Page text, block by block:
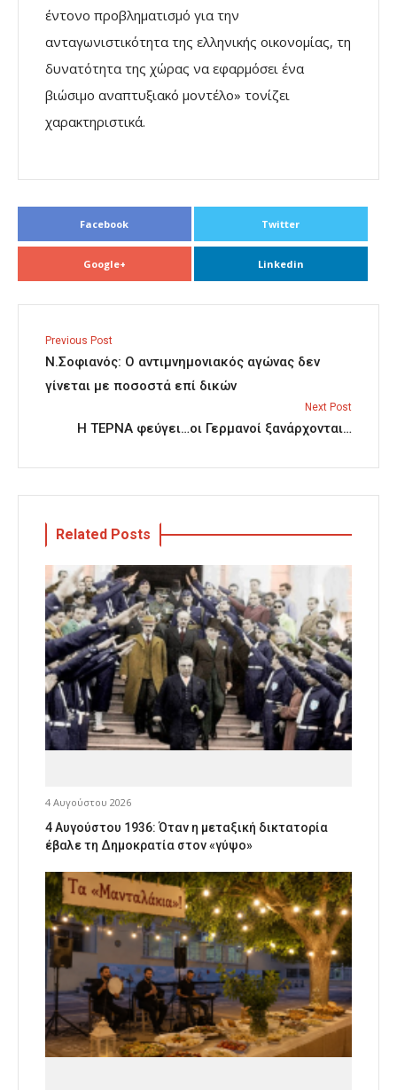
έντονο προβληματισμό για την
ανταγωνιστικότητα της ελληνικής οικονομίας, τη
δυνατότητα της χώρας να εφαρμόσει ένα
βιώσιμο αναπτυξιακό μοντέλο» τονίζει
χαρακτηριστικά.
Facebook Twitter
Google+ Linkedin
Previous Post
N.Σοφιανός: Ο αντιμνημονιακός αγώνας δεν
γίνεται με ποσοστά επί δικών
Next Post
Η ΤΕΡΝΑ φεύγει…οι Γερμανοί ξανάρχονται…
Related Posts
4 Αυγούστου 2026
4 Αυγούστου 1936: Όταν η μεταξική δικτατορία
έβαλε τη Δημοκρατία στον «γύψο»